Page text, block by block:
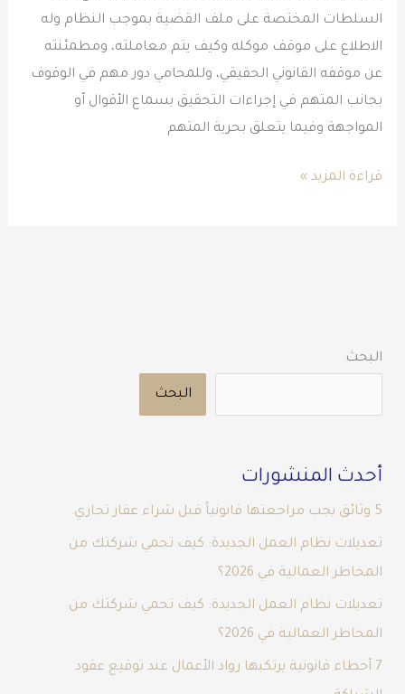
السلطات المختصة على ملف القضية بموجب النظام وله
الاطلاع على موقف موكله وكيف يتم معاملته، ومطمئنته
عن موقفه القانوني الحقيقي، وللمحامي دور مهم في الوقوف
بجانب المتهم في إجراءات التحقيق بسماع الأقوال أو
المواجهة وفيما يتعلق بحرية المتهم
قراءة المزيد »
البحث
البحث
أحدث المنشورات
5 وثائق يجب مراجعتها قانونياً قبل شراء عقار تجاري.
تعديلات نظام العمل الجديدة: كيف تحمي شركتك من
المخاطر العمالية في 2026؟
تعديلات نظام العمل الجديدة: كيف تحمي شركتك من
المخاطر العمالية في 2026؟
7 أخطاء قانونية يرتكبها رواد الأعمال عند توقيع عقود